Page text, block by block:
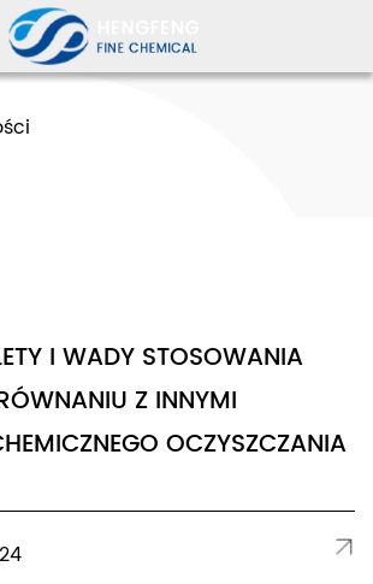
I WADY STOSOWANIA
Z INNYMI
OCZYSZCZANIA